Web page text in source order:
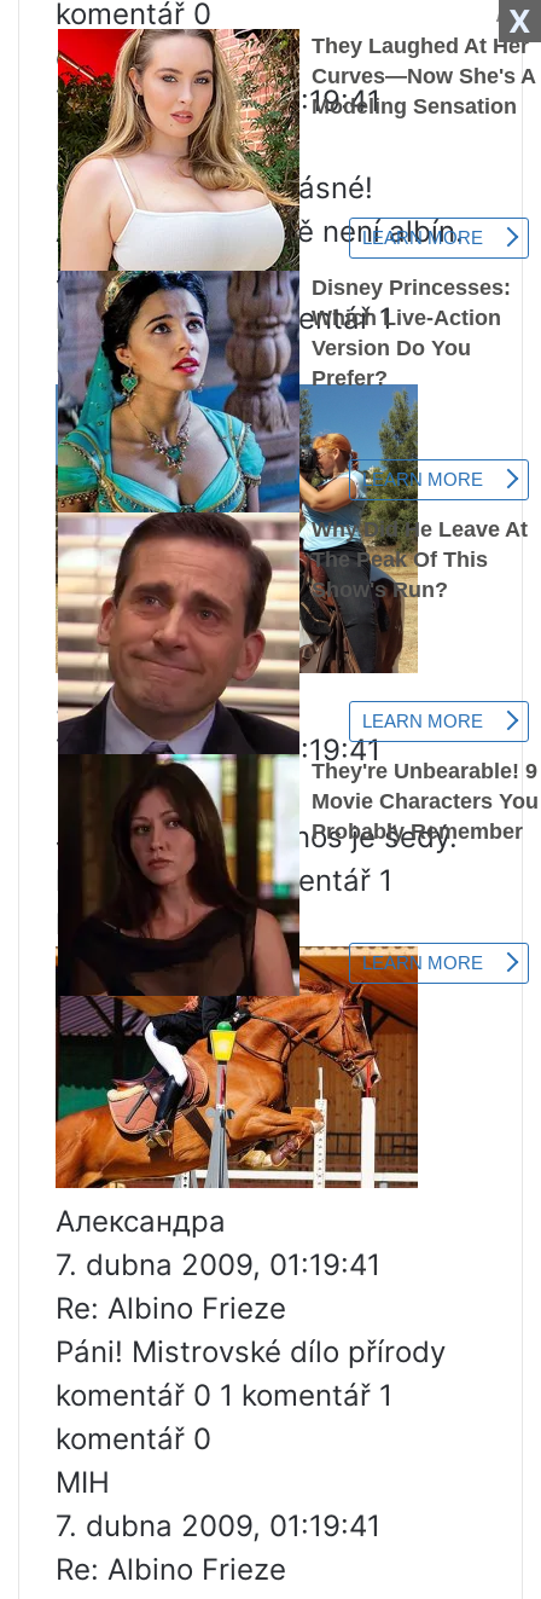
X
komentář 0
outsider
7. dubna 2009, 01:19:41
Re: Albino Frieze
Opravdu, velmi krásné!
Ale tohle rozhodně není albín.
Je šedý
komentář 0 1 komentář 1
komentář 0
Sheva
7. dubna 2009, 01:19:41
Re: Albino Frieze
Jo, vidíš, že jeho nos je šedý.
komentář 0 1 komentář 1
komentář 0
Александра
7. dubna 2009, 01:19:41
Re: Albino Frieze
Páni! Mistrovské dílo přírody
komentář 0 1 komentář 1
komentář 0
MIH
7. dubna 2009, 01:19:41
Re: Albino Frieze